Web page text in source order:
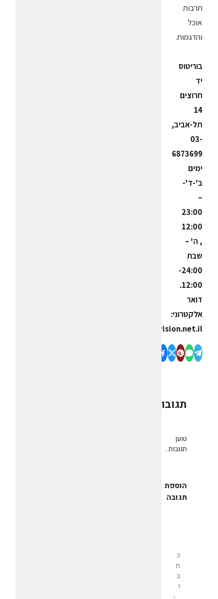
תרבות
אוכל
והדגמות.
בוריטוס
יד
חרוצים
14
תל-אביב,
03-
6873699
ימים
ב'-ד'-
–
23:00
12:00
, ה' –
שבת
24:00-
12:00.
דואר
אלקטרוני:
burritos@netvision.net.il
תגובות
טוען
תגובות...
הוספת
תגובה